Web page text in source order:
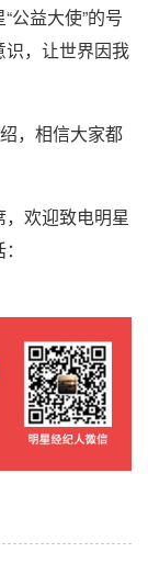
公益大使”的号
，让世界因我
，相信大家都
欢迎致电明星